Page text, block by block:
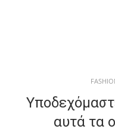
αυτά τα